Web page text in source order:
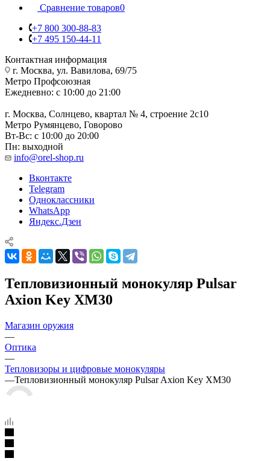
Сравнение товаров0
+7 800 300-88-83
+7 495 150-44-11
Контактная информация
г. Москва, ул. Вавилова, 69/75
Метро Профсоюзная
Ежедневно: с 10:00 до 21:00
г. Москва, Солнцево, квартал № 4, строение 2с10
Метро Румянцево, Говорово
Вт-Вс: с 10:00 до 20:00
Пн: выходной
info@orel-shop.ru
Вконтакте
Telegram
Одноклассники
WhatsApp
Яндекс.Дзен
Тепловизионный монокуляр Pulsar
Axion Key XM30
Магазин оружия
—
Оптика
—
Тепловизоры и цифровые монокуляры
—Тепловизионный монокуляр Pulsar Axion Key XM30